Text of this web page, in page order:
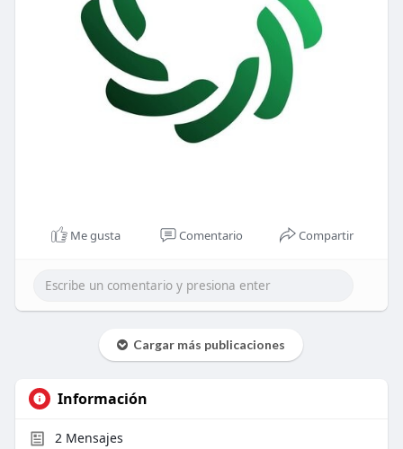
Me gusta Comentario Compartir
Cargar más publicaciones
Información
2Mensajes